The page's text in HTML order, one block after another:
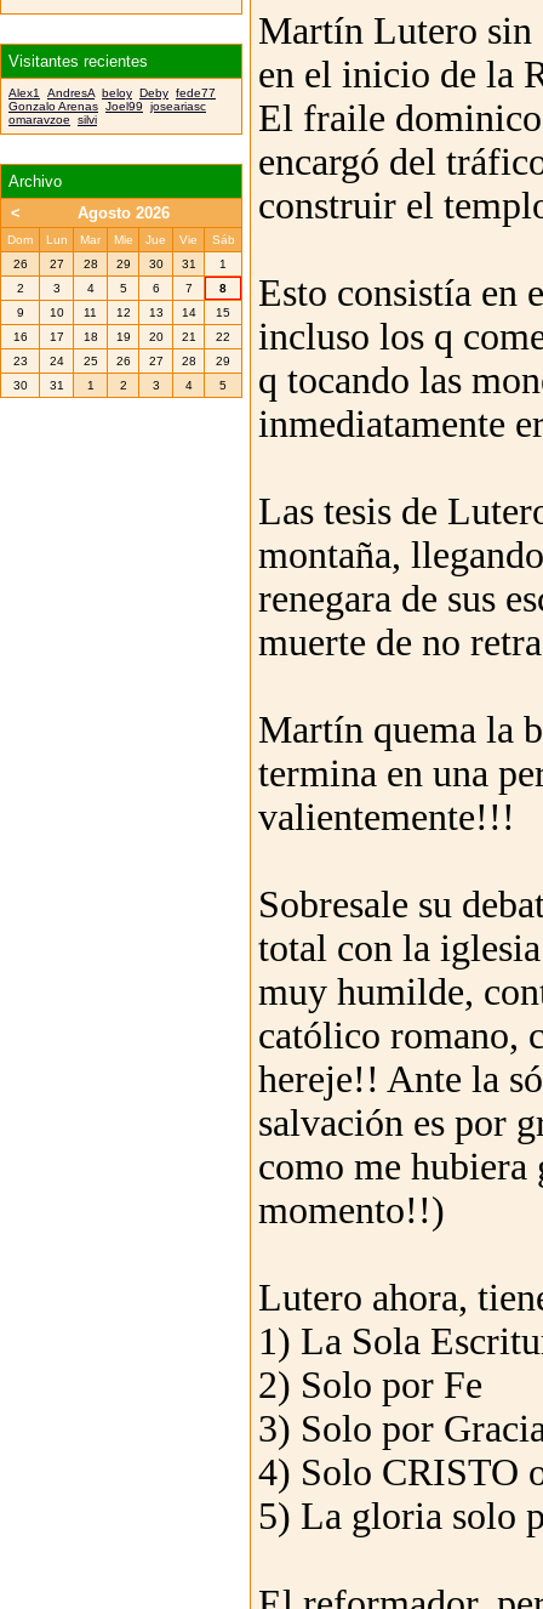
Martín Lutero sin
en el inicio de la
El fraile dominico
encargó del
construir el
Esto consistía en
incluso los q
q tocando las
inmediatamente
Las tesis de
montaña,
renegara de sus
muerte de no
Martín quema la
termina en una
valientemente!!!
Sobresale su
total con la
muy humilde,
católico romano,
hereje!! Ante la
salvación es por
como me hubiera
momento!!)
Lutero ahora,
1) La Sola
2) Solo por Fe
3) Solo por
4) Solo CRISTO
5) La gloria solo
Visitantes recientes
Alex1 AndresA beloy Deby fede77
Gonzalo Arenas Joel99
joseariasc
omaravzoe
silvi
Archivo
<
Agosto 2026
Dom Lun Mar Mie Jue Vie
Sáb
26
27 28 29 30 31
1
2
3 4 5 6 7
8
9
10 11 12 13 14
15
16
17 18 19 20 21
22
23
24 25 26 27 28
29
30
31 1 2 3 4 5